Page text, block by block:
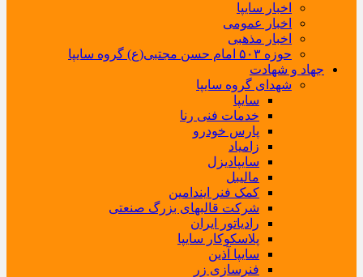
اخبار سایپا
اخبار عمومی
اخبار مذهبی
حوزه ۵۰۳ امام حسن مجتبی(ع) گروه سایپا
جهاد و شهادت
شهدای گروه سایپا
سایپا
خدمات فنی رنا
پارس خودرو
زامیاد
سایپادیزل
مالیبل
کمک فنر ایندامین
شرکت قالبهای بزرگ صنعتی
رادیاتور ایران
پلاسکوکار سایپا
سایپا آذین
فنرسازی زر